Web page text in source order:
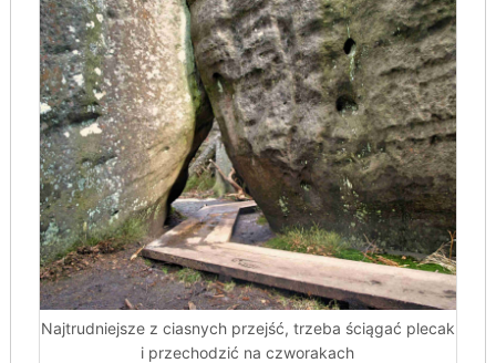
Najtrudniejsze z ciasnych przejść, trzeba ściągać plecak
i przechodzić na czworakach